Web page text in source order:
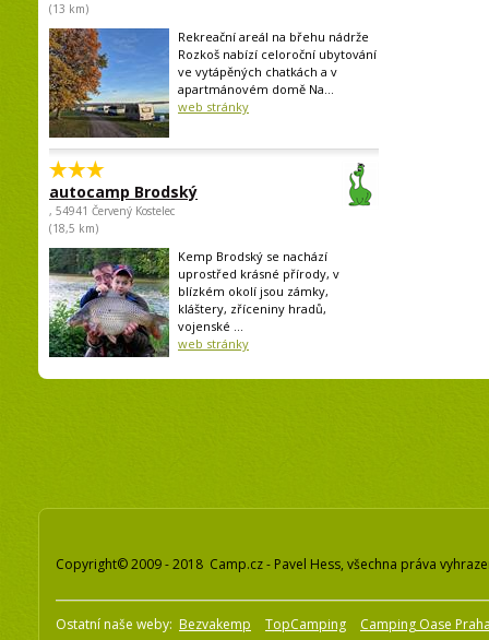
(13 km)
Rekreační areál na břehu nádrže
Rozkoš nabízí celoroční ubytování
ve vytápěných chatkách a v
apartmánovém domě Na...
web stránky
autocamp Brodský
, 54941 Červený Kostelec
(18,5 km)
Kemp Brodský se nachází
uprostřed krásné přírody, v
blízkém okolí jsou zámky,
kláštery, zříceniny hradů,
vojenské ...
web stránky
Copyright© 2009 - 2018 Camp.cz - Pavel Hess, všechna práva
Ostatní naše weby: Bezvakemp TopCamping Camping Oase